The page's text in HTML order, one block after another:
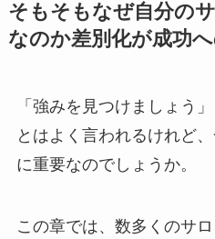
そもそもなぜ自分の
なのか差別化が成功
「強みを見つけましょう
とはよく言われるけれど
に重要なのでしょうか。
この章では、数多くのサ